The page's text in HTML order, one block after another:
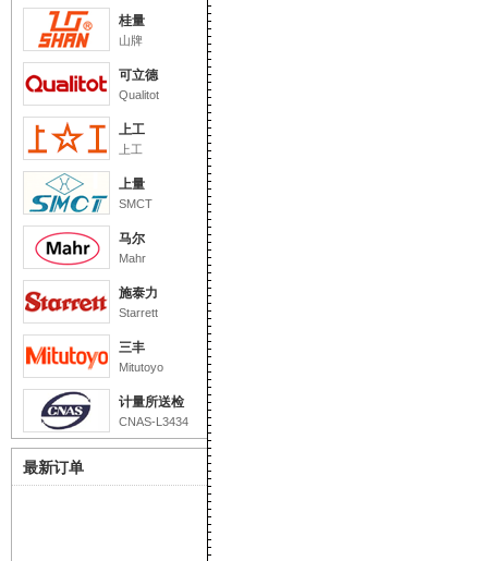
桂量
山牌
可立德
Qualitot
上工
上工
上量
SMCT
马尔
Mahr
施泰力
Starrett
三丰
Mitutoyo
计量所送检
CNAS-L3434
最新订单